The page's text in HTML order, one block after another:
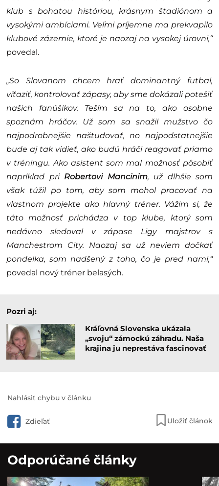
klub s bohatou históriou, krásnym štadiónom a
vysokými ambíciami. Veľmi príjemne ma prekvapilo
klubové zázemie, ktoré je naozaj na vysokej úrovni,“
povedal.
„So Slovanom chcem hrať dominantný futbal,
víťaziť, kontrolovať zápasy, aby sme dokázali potešiť
našich fanúšikov. Teším sa na to, ako osobne
spoznám hráčov. Už som sa snažil mužstvo čo
najpodrobnejšie naštudovať, no najpodstatnejšie
bude aj tak vidieť, ako budú hráči reagovať priamo
v tréningu. Ako asistent som mal možnosť pôsobiť
napríklad pri Robertovi Mancinim, už dlhšie som
však túžil po tom, aby som mohol pracovať na
vlastnom projekte ako hlavný tréner. Vážim si, že
táto možnosť prichádza v top klube, ktorý som
nedávno sledoval v zápase Ligy majstrov s
Manchestrom City. Naozaj sa už neviem dočkať
pondelka, som nadšený z toho, čo je pred nami,“
povedal nový tréner belasých.
Pozri aj:
Kráľovná Slovenska ukázala
„svoju“ zámockú záhradu. Naša
krajina ju neprestáva fascinovať
Nahlásiť chybu v článku
Zdieľať Uložiť článok
Odporúčané články